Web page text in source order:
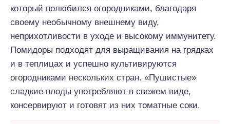
который полюбился огородниками, благодаря
своему необычному внешнему виду,
неприхотливости в уходе и высокому иммунитету.
Помидоры подходят для выращивания на грядках
и в теплицах и успешно культивируются
огородниками нескольких стран. «Пушистые»
сладкие плоды употребляют в свежем виде,
консервируют и готовят из них томатные соки.